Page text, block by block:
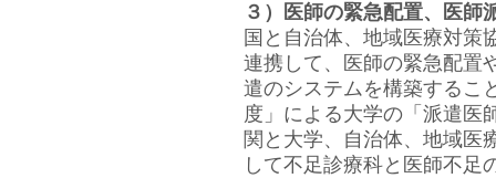
３）医師の緊急配置、医師
国と自治体、地域医療対策
連携して、医師の緊急配置
遣のシステムを構築するこ
度」による大学の「派遣医
関と大学、自治体、地域医
して不足診療科と医師不足